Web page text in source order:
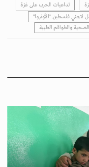
تداعيات الحرب على غزة
لاجئي فلسطين "الأونروا"
والطواقم الطبية